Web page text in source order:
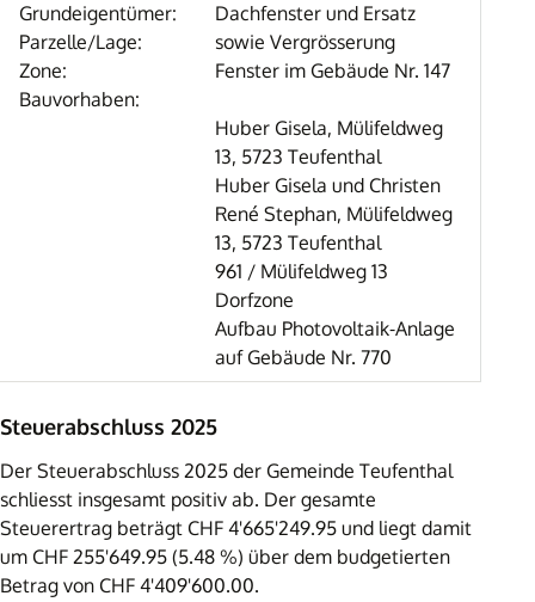
Grundeigentümer:
Parzelle/Lage:
Zone:
Bauvorhaben:
Dachfenster und Ersatz
sowie Vergrösserung
Fenster im Gebäude Nr. 147
Huber Gisela, Mülifeldweg
13, 5723 Teufenthal
Huber Gisela und Christen
René Stephan, Mülifeldweg
13, 5723 Teufenthal
961 / Mülifeldweg 13
Dorfzone
Aufbau Photovoltaik-Anlage
auf Gebäude Nr. 770
Steuerabschluss 2025
Der Steuerabschluss 2025 der Gemeinde Teufenthal
schliesst insgesamt positiv ab. Der gesamte
Steuerertrag beträgt CHF 4'665'249.95 und liegt damit
um CHF 255'649.95 (5.48 %) über dem budgetierten
Betrag von CHF 4'409'600.00.